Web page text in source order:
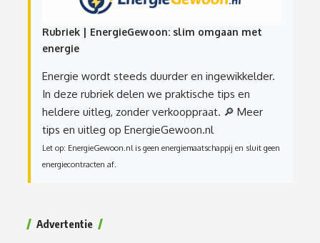
Rubriek | EnergieGewoon: slim omgaan met
energie
Energie wordt steeds duurder en ingewikkelder.
In deze rubriek delen we praktische tips en
heldere uitleg, zonder verkooppraat. 🔎 Meer
tips en uitleg op EnergieGewoon.nl
Let op: EnergieGewoon.nl is geen energiemaatschappij en sluit geen
energiecontracten af.
Advertentie